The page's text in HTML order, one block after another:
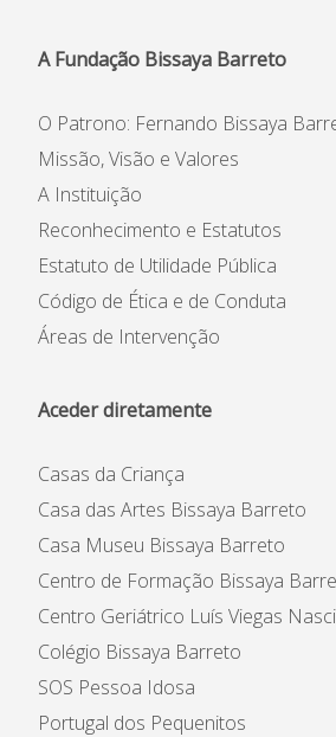
A Fundação Bissaya Barreto
O Patrono: Fernando Bissaya
Missão, Visão e Valores
A Instituição
Reconhecimento e Estatutos
Estatuto de Utilidade Pública
Código de Ética e de Conduta
Áreas de Intervenção
Aceder diretamente
Casas da Criança
Casa das Artes Bissaya Barreto
Casa Museu Bissaya Barreto
Centro de Formação Bissaya
Centro Geriátrico Luís Viegas
Colégio Bissaya Barreto
SOS Pessoa Idosa
Portugal dos Pequenitos